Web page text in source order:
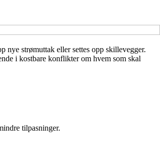
nye strømuttak eller settes opp skillevegger.
i kostbare konflikter om hvem som skal
tilpasninger.